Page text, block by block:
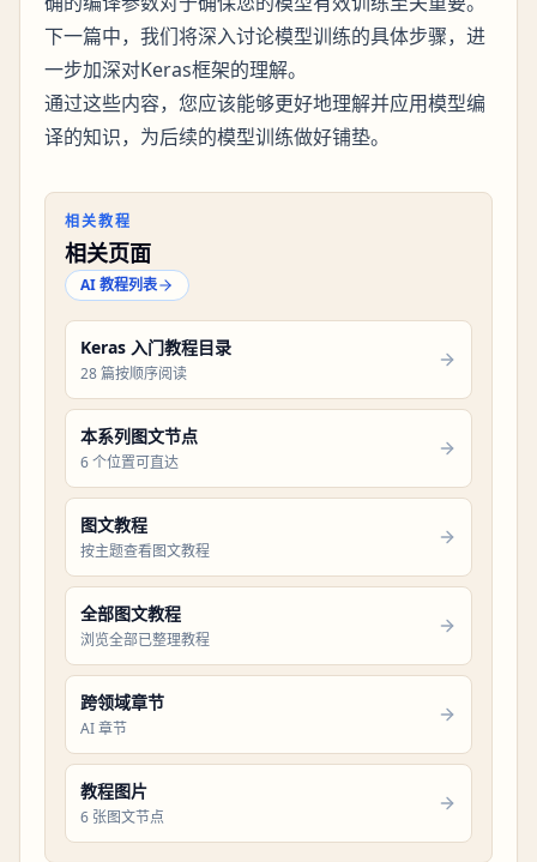
下一篇中，我们将深入讨论模型训练的具体步骤，进
一步加深对Keras框架的理解。
通过这些内容，您应该能够更好地理解并应用模型编
译的知识，为后续的模型训练做好铺垫。
相关教程
相关页面
AI 教程列表
Keras 入门教程目录
28 篇按顺序阅读
本系列图文节点
6 个位置可直达
图文教程
按主题查看图文教程
全部图文教程
浏览全部已整理教程
跨领域章节
AI 章节
教程图片
6 张图文节点